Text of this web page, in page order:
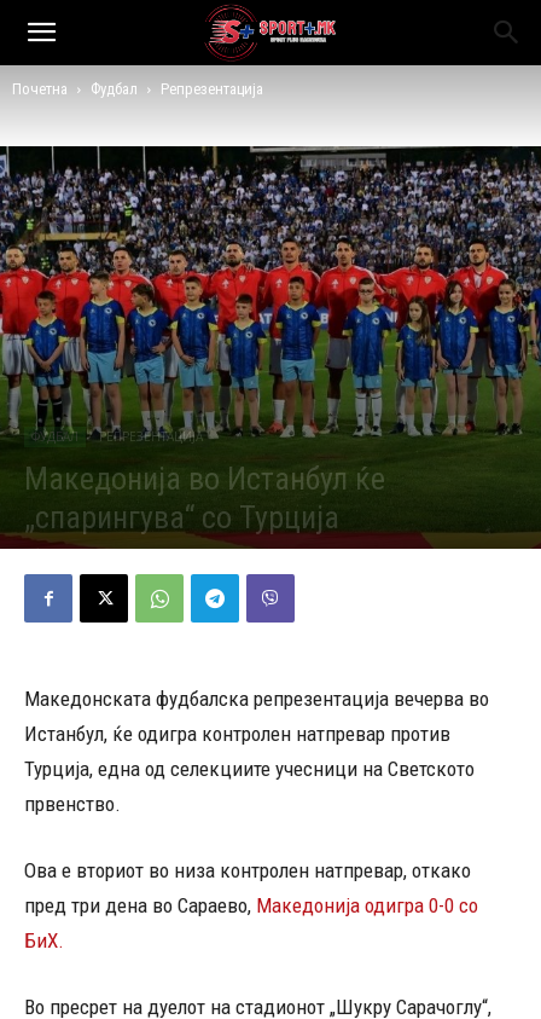
Почетна Фудбал Репрезентација
ФУДБАЛ РЕПРЕЗЕНТАЦИЈА
Македонија во Истанбул ќе
„спарингува“ со Турција
Објавено од Д.Т. - 01/06/2026 506
Македонската фудбалска репрезентација вечерва во
Истанбул, ќе одигра контролен натпревар против
Турција, една од селекциите учесници на Светското
првенство.
Ова е вториот во низа контролен натпревар, откако
пред три дена во Сараево, Македонија одигра 0-0 со
БиХ.
Во пресрет на дуелот на стадионот „Шукру Сарачоглу“,